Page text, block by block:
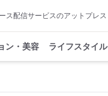
ス配信サービスのアットプレス
ン・美容 ライフスタイル